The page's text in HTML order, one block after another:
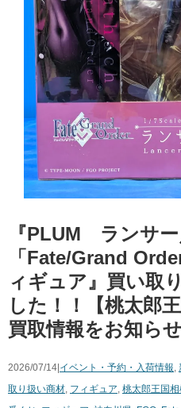
『PLUM ランサ
「Fate/Grand
ィギュア』買い取
した！！【桃太郎
買取情報をお知ら
2026/07/14|イベント・予約・入荷情報
取り扱い商材 フィギュア 桃太郎王国